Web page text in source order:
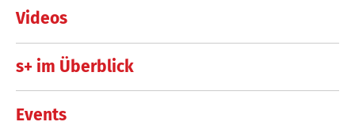
Videos
s+ im Überblick
Events